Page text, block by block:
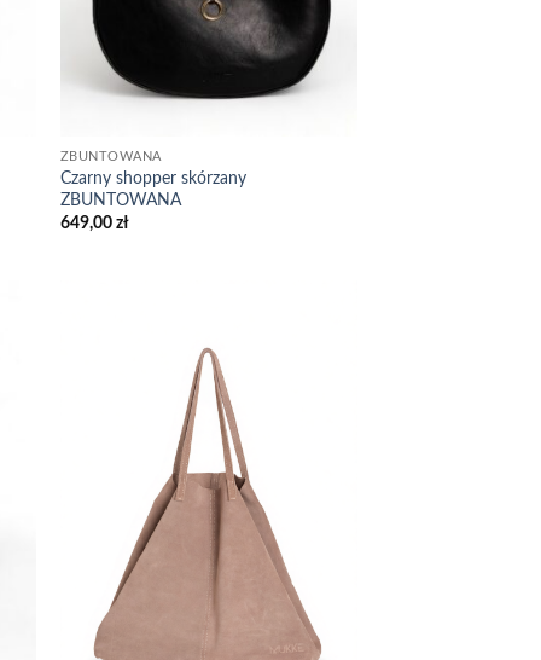
ZBUNTOWANA
Czarny shopper skórzany
ZBUNTOWANA
649,00 zł